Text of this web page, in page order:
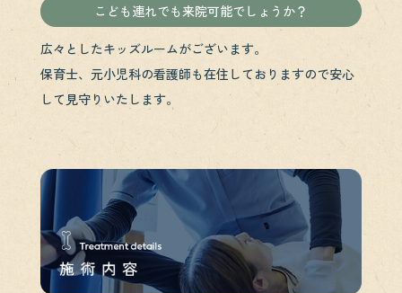
こども連れでも来院可能でしょうか？
広々としたキッズルームがございます。
保育士、元小児科の看護師も在住しておりますので安心
して見守りいたします。